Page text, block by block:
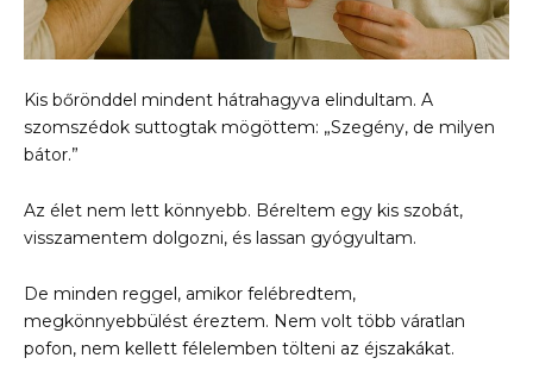
Kis bőrönddel mindent hátrahagyva elindultam. A
szomszédok suttogtak mögöttem: „Szegény, de milyen
bátor.”
Az élet nem lett könnyebb. Béreltem egy kis szobát,
visszamentem dolgozni, és lassan gyógyultam.
De minden reggel, amikor felébredtem,
megkönnyebbülést éreztem. Nem volt több váratlan
pofon, nem kellett félelemben tölteni az éjszakákat.